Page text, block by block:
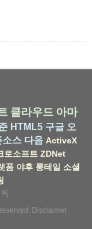
클라우드 아마
HTML5 구글 오
소스 다음 ActiveX
로소프트 ZDNet
폼 야후 롱테일 소셜
Disclaimer